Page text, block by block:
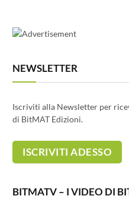
NEWSLETTER
Iscriviti alla Newsletter per
di BitMAT Edizioni.
BITMATV – I VIDEO DI